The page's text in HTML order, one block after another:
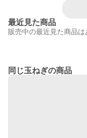
最近見た商品
販売中の最近見た商品は
同じ玉ねぎの商品